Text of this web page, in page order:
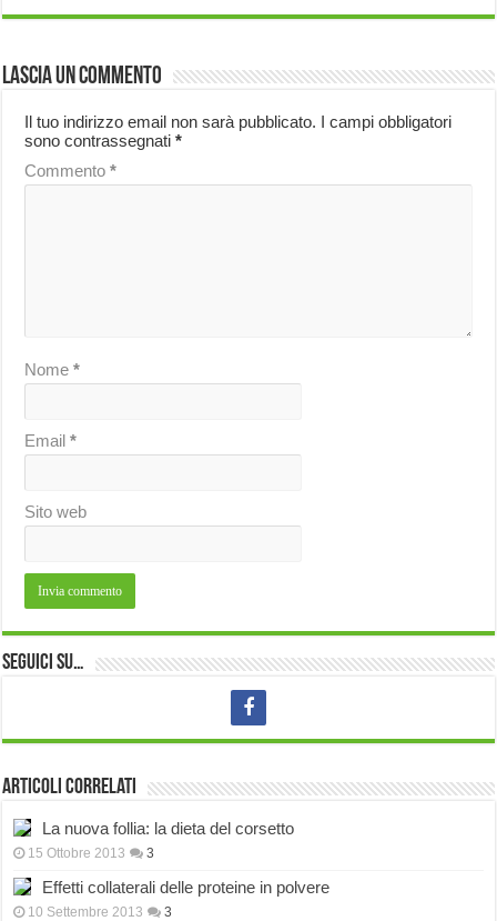
Lascia un commento
Il tuo indirizzo email non sarà pubblicato. I campi obbligatori
sono contrassegnati*
Commento*
Nome*
Email*
Sito web
Seguici su…
Articoli correlati
La nuova follia: la dieta del corsetto
15 Ottobre 2013 3
Effetti collaterali delle proteine in polvere
10 Settembre 2013 3